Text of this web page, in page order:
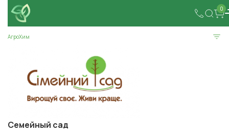
0
АгроХим
Семейный сад